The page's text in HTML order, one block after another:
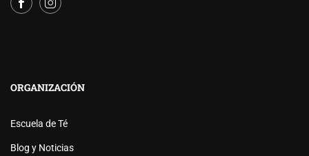
ORGANIZACIÓN
Escuela de Té
Blog y Noticias